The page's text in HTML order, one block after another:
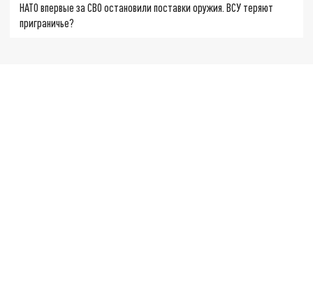
НАТО впервые за СВО остановили поставки оружия. ВСУ теряют
приграничье?